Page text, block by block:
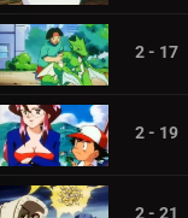
2 - 17
2 - 19
2 - 21